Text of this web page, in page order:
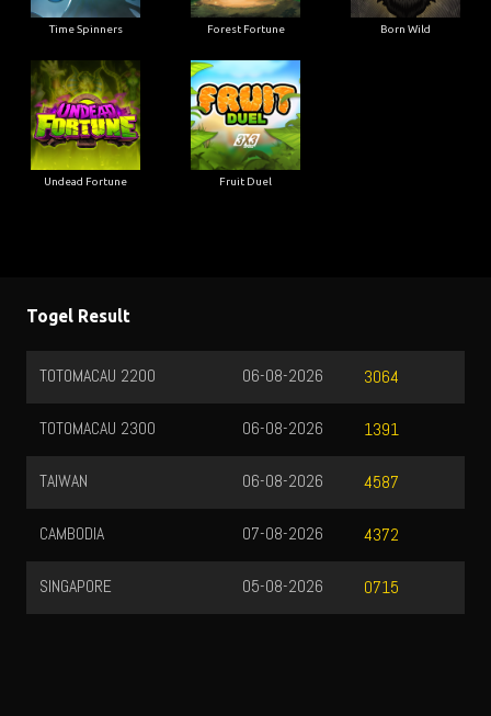
Time Spinners Forest Fortune Born Wild
Undead Fortune Fruit Duel
Togel Result
TOTOMACAU 2200 3064
06-08-2026
TOTOMACAU 2300 1391
06-08-2026
TAIWAN 4587
06-08-2026
CAMBODIA 4372
07-08-2026
SINGAPORE 0715
05-08-2026